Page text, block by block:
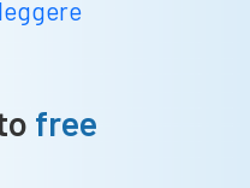
Tornei,
riepilogo
free